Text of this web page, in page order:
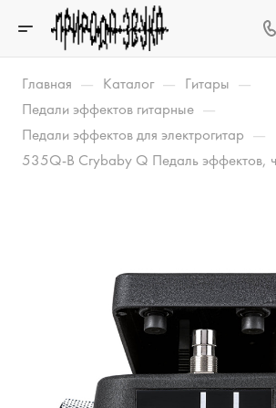
Главная — Каталог — Гитары —
Педали эффектов гитарные —
Педали эффектов для электрогитар —
535Q-B Crybaby Q Педаль эффектов,